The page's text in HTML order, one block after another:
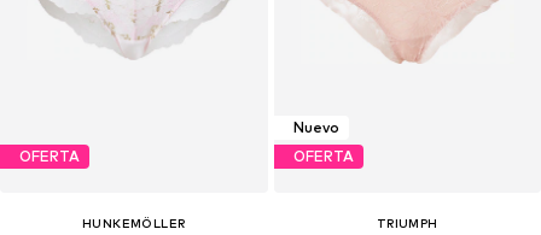
OFERTA
HUNKEMÖLLER
Nuevo
OFERTA
TRIUMPH